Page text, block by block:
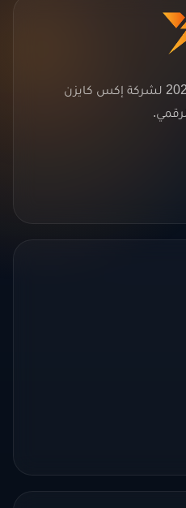
جميع الحقوق محفوظة © 2026 لشركة إكس كايزن